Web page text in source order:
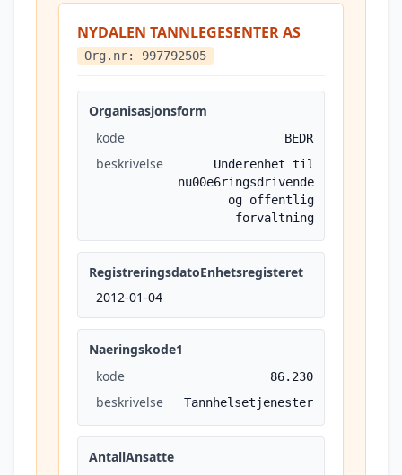
NYDALEN TANNLEGESENTER AS
Org.nr: 997792505
Organisasjonsform
kode
BEDR
beskrivelse
Underenhet til
nu00e6ringsdrivende
og offentlig
forvaltning
RegistreringsdatoEnhetsregisteret
2012-01-04
Naeringskode1
kode
86.230
beskrivelse Tannhelsetjenester
AntallAnsatte